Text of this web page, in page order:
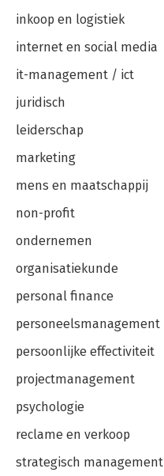
inkoop en logistiek
internet en social media
it-management / ict
juridisch
leiderschap
marketing
mens en maatschappij
non-profit
ondernemen
organisatiekunde
personal finance
personeelsmanagement
persoonlijke effectiviteit
projectmanagement
psychologie
reclame en verkoop
strategisch management